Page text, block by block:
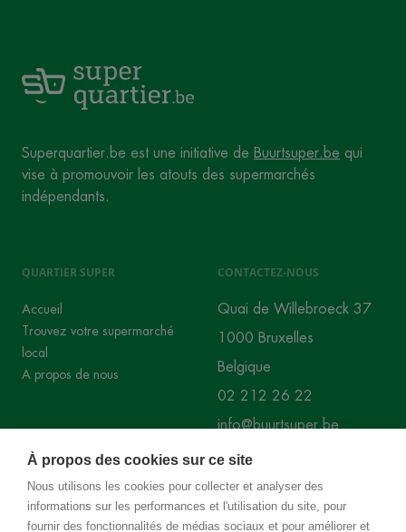
À propos des cookies sur ce site
Nous utilisons les cookies pour collecter et analyser des
informations sur les performances et l'utilisation du site, pour
fournir des fonctionnalités de médias sociaux et pour améliorer et
Superquartier.be est une initiative de Buurtsuper.be qui
vise à promouvoir les atouts des supermarchés
indépendants.
QUARTIER SUPER
Accueil
Trouvez votre supermarché
local
A propos de nous
CONTACTEZ-NOUS
Quai de Willebroeck 37
1000 Bruxelles
Belgique
02 212 26 22
info@buurtsuper.be
RÉSEAUX SOCIAUX
Instagram Facebook